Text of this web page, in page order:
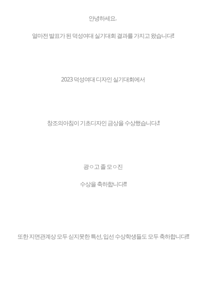
안녕하세요.
얼마전 발표가 된 덕성여대 실기대회 결과를 가지고 왔습니다!!
2023 덕성여대 디자인 실기대회에서
창조의아침이 기초디자인 금상을 수상했습니다.!!
광ㅇ고 졸 모ㅇ진
수상을 축하합니다!!!
또한 지면관계상 모두 싣지못한 특선, 입선 수상학생들도 모두 축하합니다!!!